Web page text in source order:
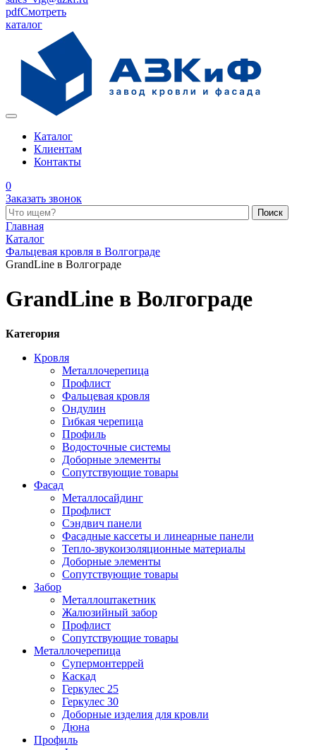
pdfСмотреть
каталог
Каталог
Клиентам
Контакты
0
Заказать звонок
Поиск по каталогу
Главная
Каталог
Фальцевая кровля в Волгограде
GrandLine в Волгограде
GrandLine в Волгограде
Категория
Кровля
Металлочерепица
Профлист
Фальцевая кровля
Ондулин
Гибкая черепица
Профиль
Водосточные системы
Доборные элементы
Сопутствующие товары
Фасад
Металлосайдинг
Профлист
Сэндвич панели
Фасадные кассеты и линеарные панели
Тепло-звукоизоляционные материалы
Доборные элементы
Сопутствующие товары
Забор
Металлоштакетник
Жалюзийный забор
Профлист
Сопутствующие товары
Металлочерепица
Супермонтеррей
Каскад
Геркулес 25
Геркулес 30
Доборные изделия для кровли
Дюна
Профиль